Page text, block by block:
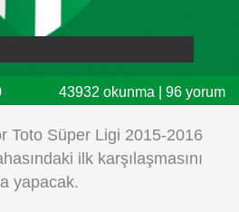
43932 okunma | 96 yorum
Toto Süper Ligi 2015-2016
ilk karşılaşmasını
yapacak.